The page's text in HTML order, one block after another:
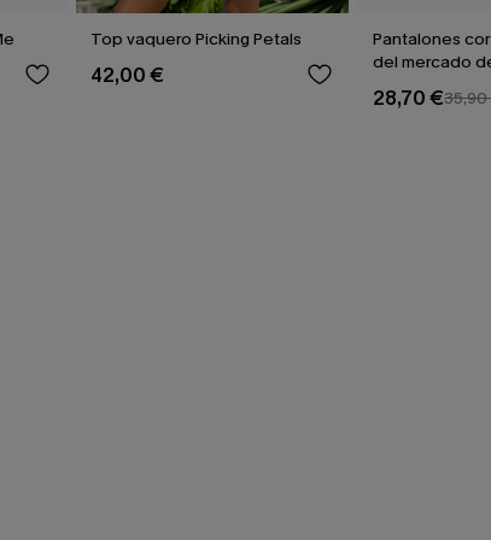
Top vaquero Picking Petals
42,00 €
Pantalones
del mercado
28,70 €